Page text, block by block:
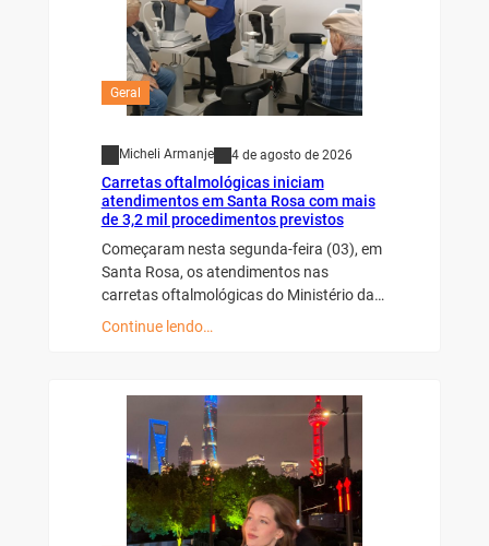
Geral
Micheli Armanje 4 de agosto de 2026
Carretas oftalmológicas iniciam
atendimentos em Santa Rosa com mais
de 3,2 mil procedimentos previstos
Começaram nesta segunda-feira (03), em
Santa Rosa, os atendimentos nas
carretas oftalmológicas do Ministério da…
Continue lendo…